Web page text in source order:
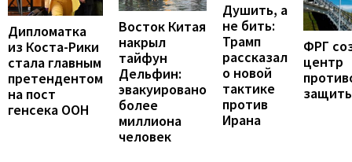
Дипломатка
из Коста-Рики
стала главным
претендентом
на пост
генсека ООН
Восток Китая
накрыл
тайфун
Дельфин:
эвакуировано
более
миллиона
человек
Душить, а
не бить:
Трамп
рассказал
о новой
тактике
против
Ирана
ФРГ
центр